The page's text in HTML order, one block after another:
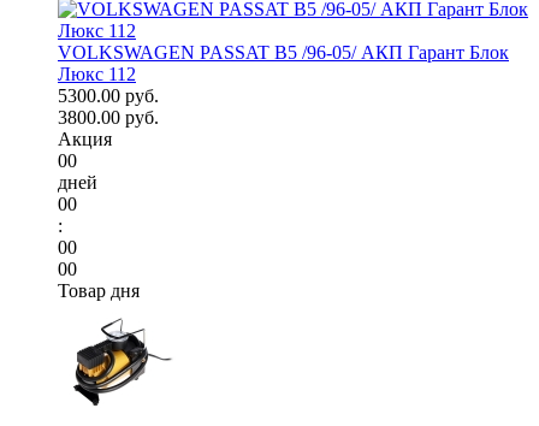
VOLKSWAGEN PASSAT B5 /96-05/ АКП Гарант Блок
Люкс 112
5300.00 руб.
3800.00 руб.
Акция
00
дней
00
:
00
00
Товар дня